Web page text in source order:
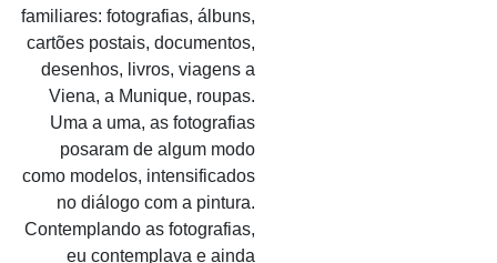
familiares: fotografias, álbuns,
cartões postais, documentos,
desenhos, livros, viagens a
Viena, a Munique, roupas.
Uma a uma, as fotografias
posaram de algum modo
como modelos, intensificados
no diálogo com a pintura.
Contemplando as fotografias,
eu contemplava e ainda